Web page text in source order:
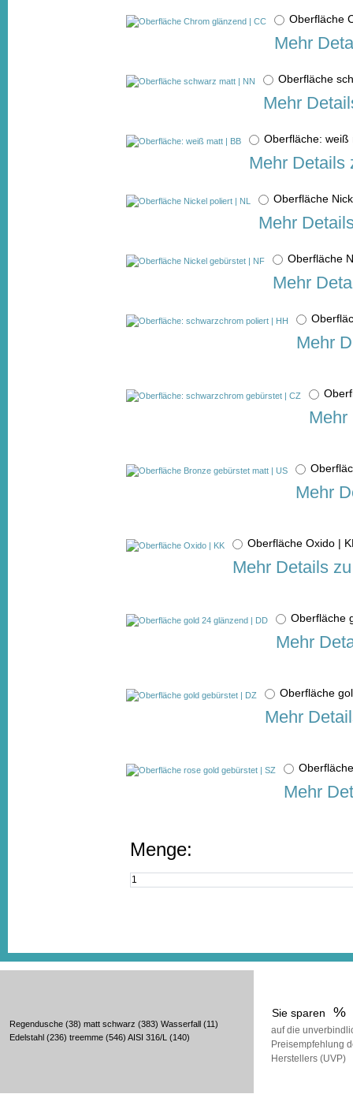
Oberfläche
Mehr
Oberfläche
Mehr
Oberfläche:
Mehr Details
Oberfläche
Mehr
Oberfläche
Mehr
Mehr
Mehr
Mehr
Oberfläche Oxido |
Mehr Details
Oberfläche
Mehr
Oberfläche
Mehr
Mehr
Menge:
Sie sparen %
auf die
Preisempfehlung
Herstellers (UVP)
Regendusche (38) matt schwarz (383) Wasserfall (11)
Edelstahl (236) treemme (546) AISI 316/L (140)